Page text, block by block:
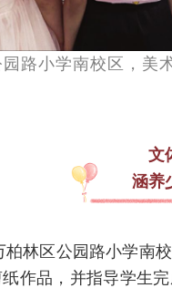
路小学南校区，美
文
涵养
柏林区公园路小学南
作品，并指导学生